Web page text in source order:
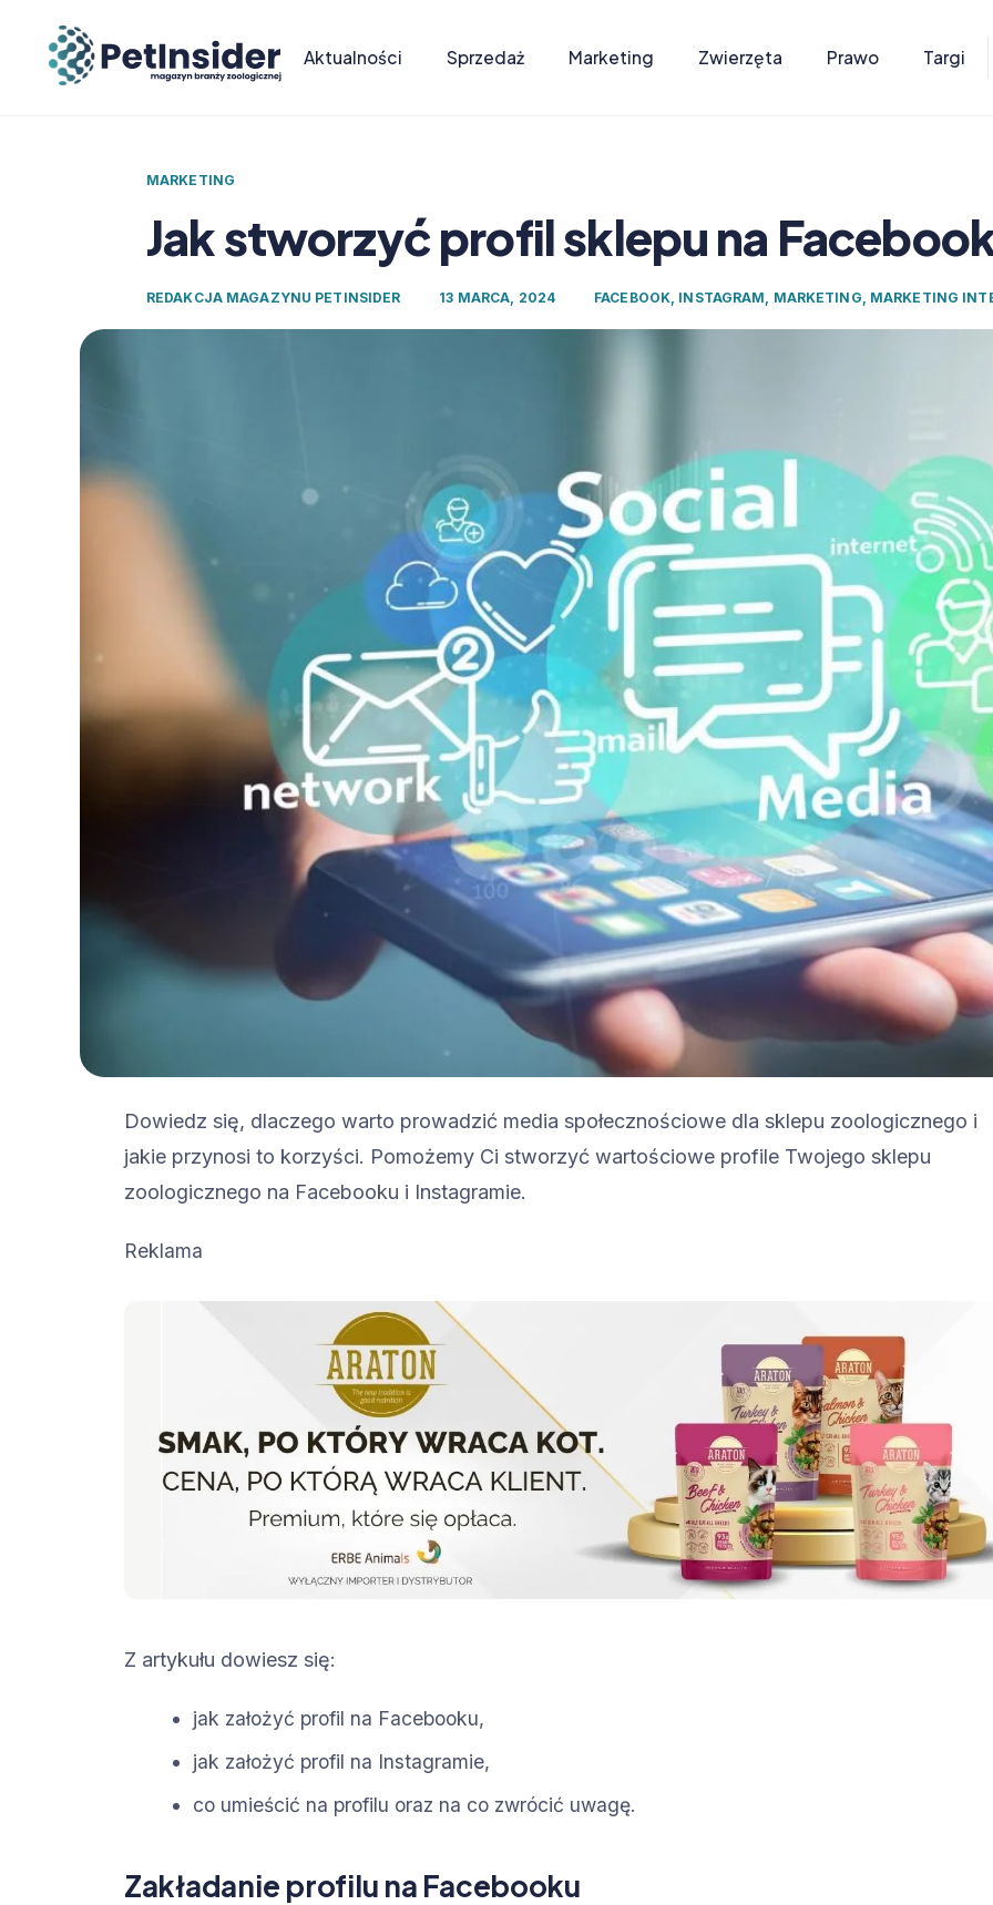
Aktualności Sprzedaż Marketing Zwierzęta Prawo Targi
MARKETING
Jak stworzyć profil sklepu na
REDAKCJA MAGAZYNU PETINSIDER 13 MARCA, 2024 FACEBOOK, INSTAGRAM, MARKETING, MARKETING
Dowiedz się, dlaczego warto prowadzić media społecznościowe dla sklepu zoologicznego i
jakie przynosi to korzyści. Pomożemy Ci stworzyć wartościowe profile Twojego sklepu
zoologicznego na Facebooku i Instagramie.
Reklama
Z artykułu dowiesz się:
jak założyć profil na Facebooku,
jak założyć profil na Instagramie,
co umieścić na profilu oraz na co zwrócić uwagę.
Zakładanie profilu na Facebooku